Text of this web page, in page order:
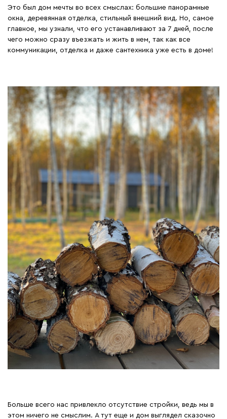
Это был дом мечты во всех смыслах: большие панорамные
окна, деревянная отделка, стильный внешний вид. Но, самое
главное, мы узнали, что его устанавливают за 7 дней, после
чего можно сразу въезжать и жить в нем, так как все
коммуникации, отделка и даже сантехника уже есть в доме!
Больше всего нас привлекло отсутствие стройки, ведь мы в
этом ничего не смыслим. А тут еще и дом выглядел сказочно